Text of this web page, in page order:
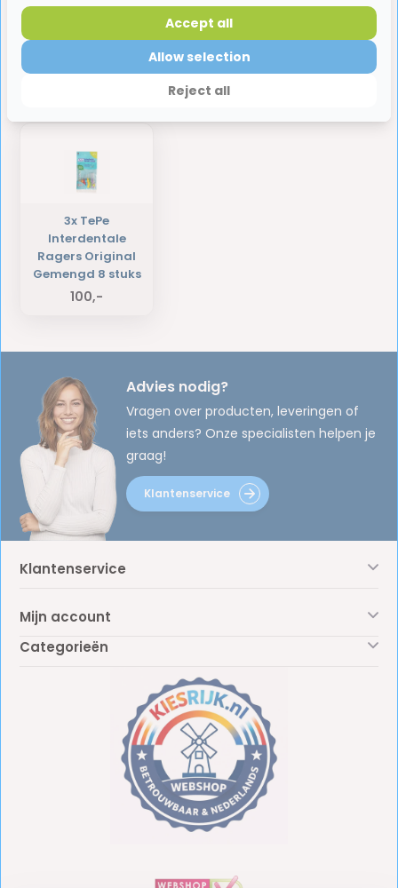
Laatst bekeken producten
3x TePe
Interdentale
Ragers Original
Gemengd 8 stuks
100,-
Advies nodig?
Vragen over producten, leveringen of
iets anders? Onze specialisten helpen je
graag!
Klantenservice
Klantenservice
Mijn account
Categorieën
Reject all
Allow selection
Accept all